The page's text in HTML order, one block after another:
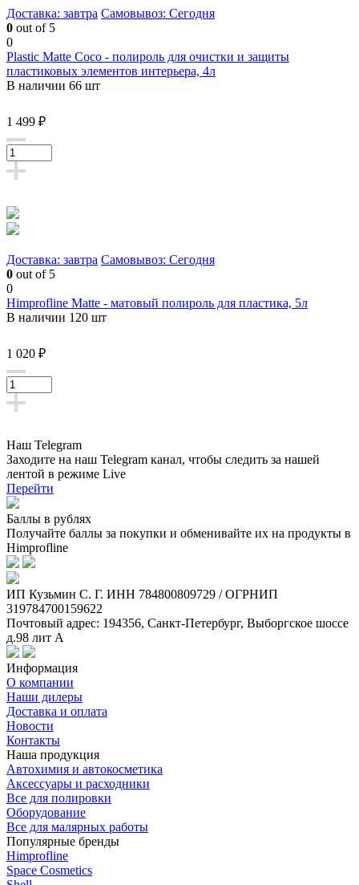
Доставка: завтра Самовывоз: Сегодня
0 out of 5
0
Plastic Matte Coco - полироль для очистки и защиты
пластиковых элементов интерьера, 4л
В наличии 66 шт
1 499 ₽
Доставка: завтра Самовывоз: Сегодня
0 out of 5
0
Himprofline Matte - матовый полироль для пластика, 5л
В наличии 120 шт
1 020 ₽
Наш Telegram
Заходите на наш Telegram канал, чтобы следить за нашей
лентой в режиме Live
Перейти
Баллы в рублях
Получайте баллы за покупки и обменивайте их на продукты в
Himprofline
ИП Кузьмин C. Г. ИНН 784800809729 / ОГРНИП
319784700159622
Почтовый адрес: 194356, Санкт-Петербург, Выборгское шоссе
д.98 лит А
Информация
О компании
Наши дилеры
Доставка и оплата
Новости
Контакты
Наша продукция
Автохимия и автокосметика
Аксессуары и расходники
Все для полировки
Оборудование
Все для малярных работы
Популярные бренды
Himprofline
Space Cosmetics